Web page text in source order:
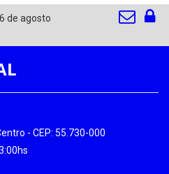
de agosto
- CEP: 55.730-000